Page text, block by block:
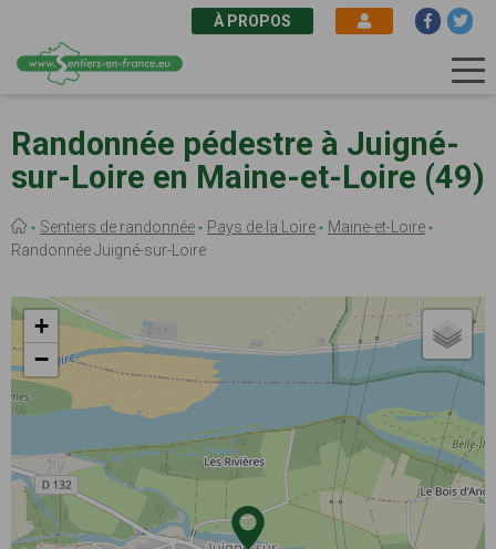
au
contenu
principal
À PROPOS
Randonnée pédestre à Juigné-
sur-Loire en Maine-et-Loire (49)
Fil
d'Ariane
Sentiers de randonnée Pays de la Loire
Maine-et-Loire
Randonnée Juigné-sur-Loire
+
−